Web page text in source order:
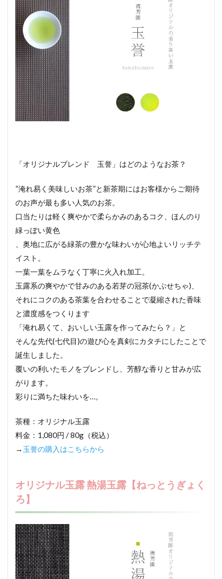
「オリジナルブレンド 玉誉」はどのようなお茶？
“淹れ易く美味しいお茶”と新茶期にはお客様からご期待
のお声が最も多い人気のお茶。
口当たりは軽く爽やかで柔らかみのあるコク、ほんのり
緑っぽい黄色
、奥地に広がる緑茶の豊かな味わいが心地よいリッチテ
イスト。
一葉一葉をムラなく丁寧に火入れ加工。
玉露系の爽やかで甘みのある若芽の冠茶(かぶせちゃ)、
それにコクのある茶葉を合わせることで凝縮された香味
と濃度感をつくります
「淹れ易くて、おいしい玉露を作ってみたら？」と
そんな先代(七代目)の遊び心を真剣にカタチにしたことで
誕生しました。
覆いの利いたモノをブレンドし、芳醇な香りと甘みが広
がります。
彩りに満ちた味わいを…。
茶種：オリジナル玉露
料金：1,080円 / 80g（税込）
→ 玉誉の購入はこちらから
オリジナル玉露 熱湯玉露【ねっとうぎょく
ろ】